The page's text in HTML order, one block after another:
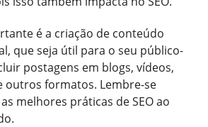
é a criação de conteúdo
que seja útil para o seu público-
postagens em blogs, vídeos,
outros formatos. Lembre-se
melhores práticas de SEO ao